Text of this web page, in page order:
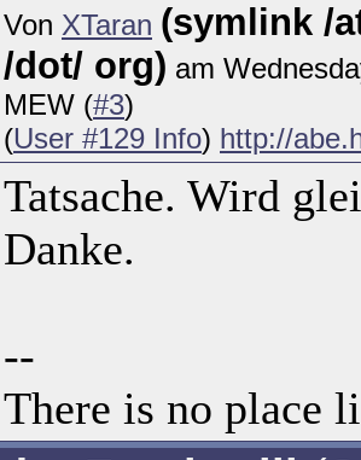
Von XTaran (symlink /
/dot/ org) am
MEW (#3)
(User #129 Info) http://
Tatsache. Wird
Danke.
--
There is no place